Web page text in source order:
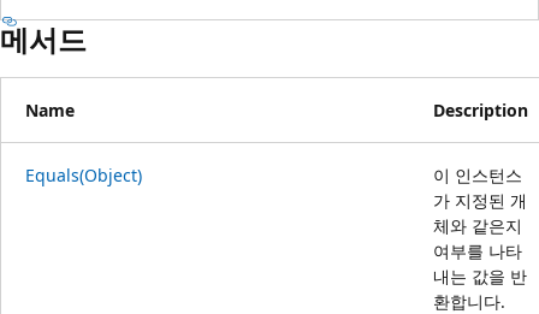
메서드
Name Description
Equals(Object)
이 인스턴스
가 지정된 개
체와 같은지
여부를 나타
내는 값을 반
환합니다.